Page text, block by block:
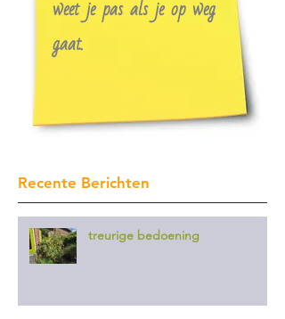
weet je pas als je op weg
gaat.
Recente Berichten
treurige bedoening